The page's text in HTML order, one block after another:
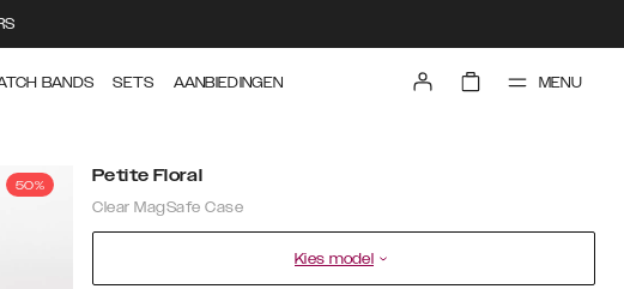
BANDS SETS AANBIEDINGEN MENU
50% Petite Floral
Clear MagSafe Case
Kies model